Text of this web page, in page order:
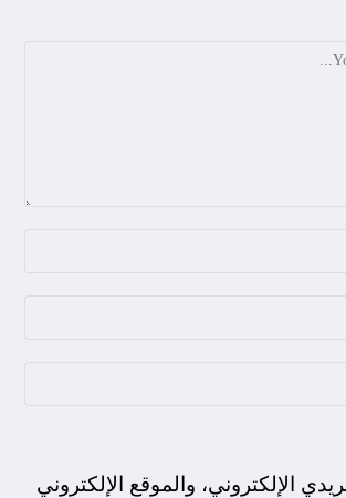
الإلكتروني، والموقع الإلكتروني